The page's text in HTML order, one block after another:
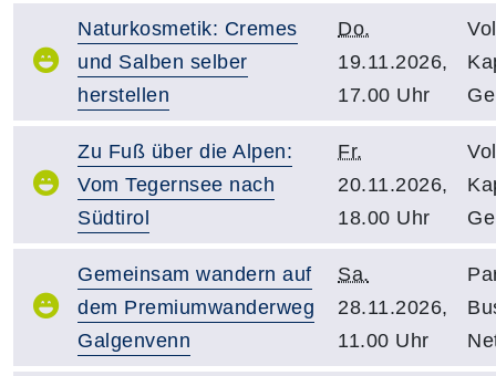
Naturkosmetik: Cremes
und Salben selber
herstellen
Do.
19.11.2026,
17.00 Uhr
Zu Fuß über die Alpen:
Vom Tegernsee nach
Südtirol
Fr.
20.11.2026,
18.00 Uhr
Gemeinsam wandern auf
dem Premiumwanderweg
Galgenvenn
Sa.
28.11.2026,
11.00 Uhr